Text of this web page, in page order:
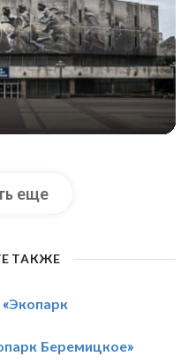
еще
ТАКЖЕ
Беремицкое»